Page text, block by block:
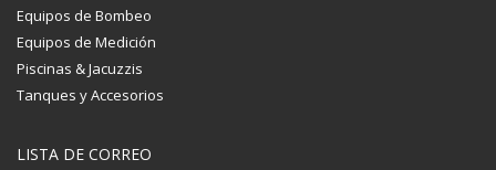
Equipos de Bombeo
Equipos de Medición
Piscinas & Jacuzzis
Tanques y Accesorios
LISTA DE CORREO